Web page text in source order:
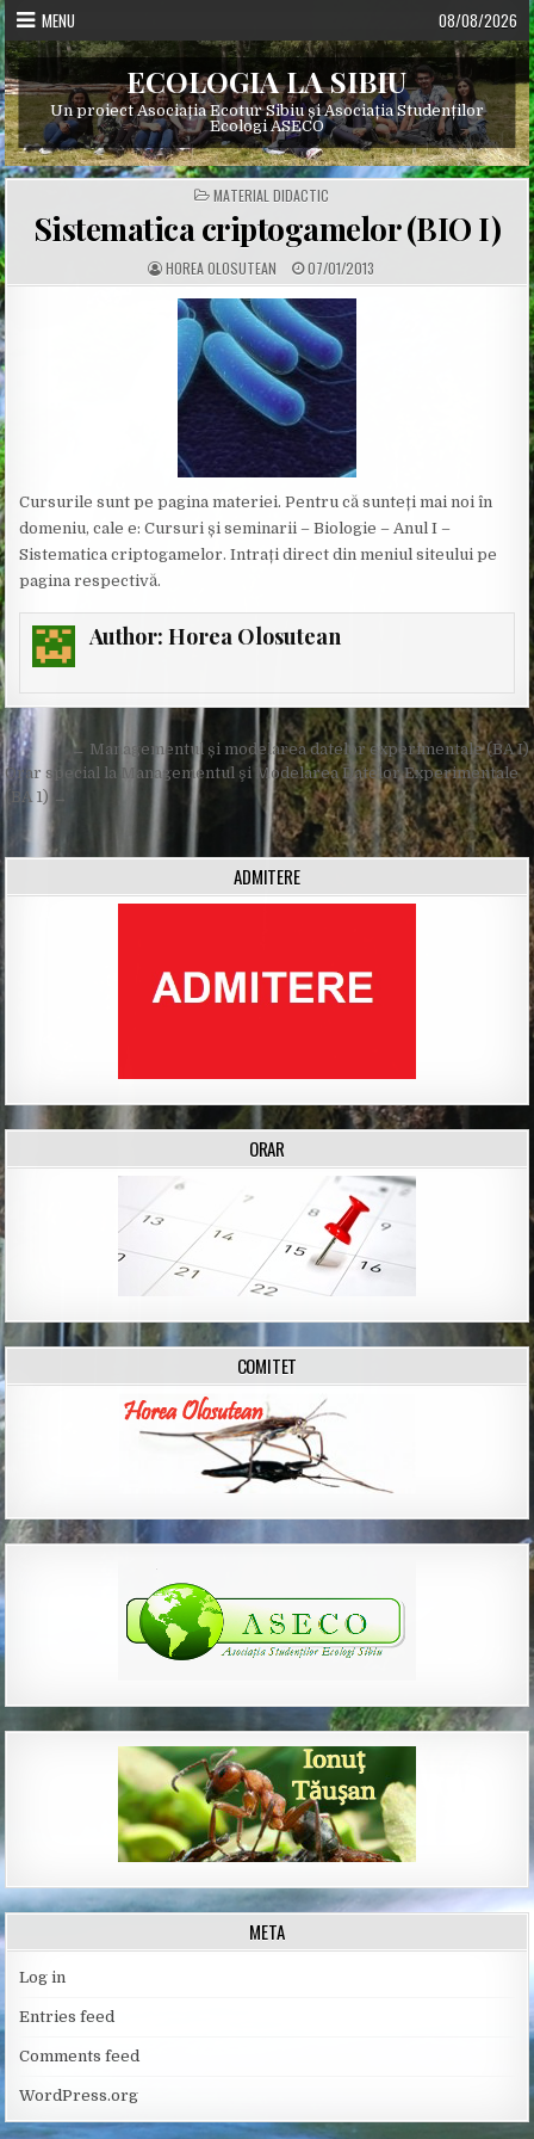
Skip
to
content
MENU 08/08/2026
ECOLOGIA LA SIBIU
Un proiect Asociația Ecotur Sibiu și Asociația Studenților
Ecologi ASECO
POSTED
IN
MATERIAL DIDACTIC
Sistematica criptogamelor (BIO I)
A
U
HOREA OLOSUTEAN P
U
B
L
I
S
H
E
D
D
A
T
07/01/2013
Cursurile sunt pe pagina materiei. Pentru că sunteți mai noi în
domeniu, cale e: Cursuri și seminarii – Biologie – Anul I –
Sistematica criptogamelor. Intrați direct din meniul siteului pe
pagina respectivă.
Author: Horea Olosutean
Post
navigation
← Managementul și modelarea datelor experimentale (BA I)
Orar special la Managementul şi Modelarea Datelor Experimentale
(BA 1) →
ADMITERE
ORAR
COMITET
META
Log in
Entries feed
Comments feed
WordPress.org